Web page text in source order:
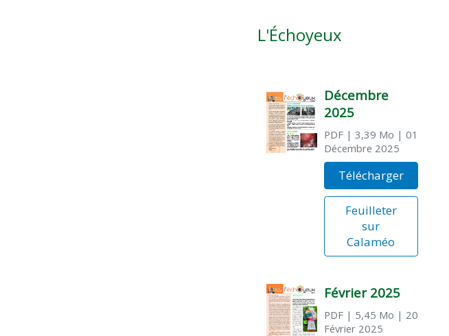
L'Échoyeux
Décembre
2025
PDF| 3,39 Mo | 01
Décembre 2025
Télécharger
Feuilleter
sur
Calaméo
Février 2025
PDF| 5,45 Mo | 20
Février 2025